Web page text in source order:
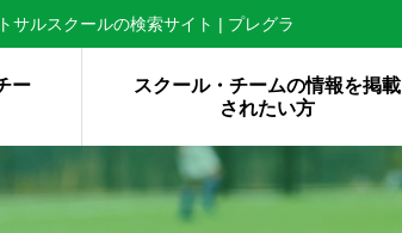
サルスクールの検索サイト | プレグラ
ー
スクール・チームの情報を掲載
されたい方